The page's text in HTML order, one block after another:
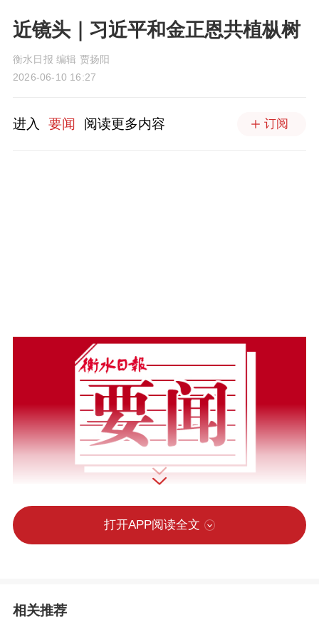
近镜头｜习近平和金正恩共植枞树
衡水日报 编辑 贾扬阳
2026-06-10 16:27
进入 要闻 阅读更多内容 订阅
打开APP阅读全文
相关推荐